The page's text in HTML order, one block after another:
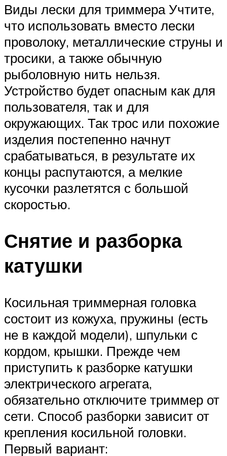
Виды лески для триммера Учтите,
что использовать вместо лески
проволоку, металлические струны и
тросики, а также обычную
рыболовную нить нельзя.
Устройство будет опасным как для
пользователя, так и для
окружающих. Так трос или похожие
изделия постепенно начнут
срабатываться, в результате их
концы распутаются, а мелкие
кусочки разлетятся с большой
скоростью.
Снятие и разборка
катушки
Косильная триммерная головка
состоит из кожуха, пружины (есть
не в каждой модели), шпульки с
кордом, крышки. Прежде чем
приступить к разборке катушки
электрического агрегата,
обязательно отключите триммер от
сети. Способ разборки зависит от
крепления косильной головки.
Первый вариант: